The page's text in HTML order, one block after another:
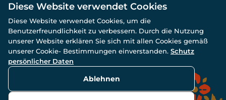
© Alle Rechte vorbehalten. www.wulflund.de 2007-2026.
Powered by
Diese Website verwendet Cookies
Diese Website verwendet Cookies, um die
Benutzerfreundlichkeit zu verbessern. Durch die Nutzung
unserer Website erklären Sie sich mit allen Cookies gemäß
unserer Cookie- Bestimmungen einverstanden. Schutz
persönlicher Daten
Ablehnen